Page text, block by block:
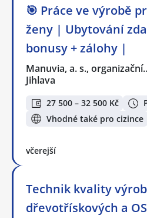
🎯 Práce ve výrobě
ženy | Ubytování
bonusy + zálohy |
Manuvia, a. s.,
Jihlava
27 500 – 32 500 Kč
Vhodné také pro cizince
včerejší
Technik kvality
dřevotřískových a